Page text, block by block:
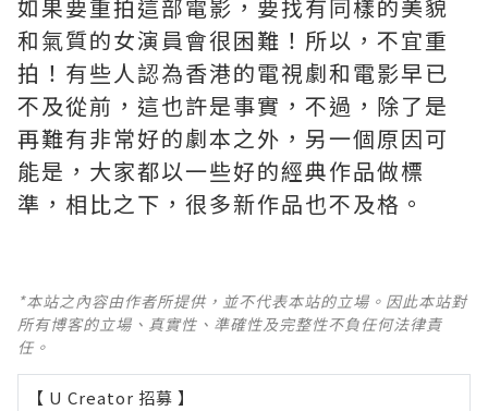
如果要重拍這部電影，要找有同樣的美貌
和氣質的女演員會很困難！所以，不宜重
拍！有些人認為香港的電視劇和電影早已
不及從前，這也許是事實，不過，除了是
再難有非常好的劇本之外，另一個原因可
能是，大家都以一些好的經典作品做標
準，相比之下，很多新作品也不及格。 ​​​
*本站之內容由作者所提供，並不代表本站的立場。因此本站對
所有博客的立場、真實性、準確性及完整性不負任何法律責
任。
【 U Creator 招募 】